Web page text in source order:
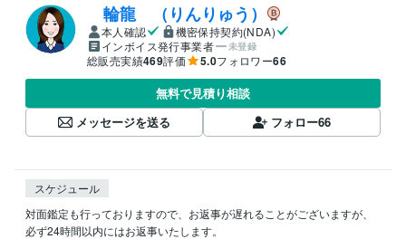
輪龍 （りんりゅう）
本人確認
機密保持契約(NDA)
インボイス発行事業者
未登録
総販売実績469評価 5.0フォロワー66
無料で見積り相談
メッセージを送る
フォロー66
スケジュール
対面鑑定も行っておりますので、お返事が遅れることがございますが、
必ず24時間以内にはお返事いたします。